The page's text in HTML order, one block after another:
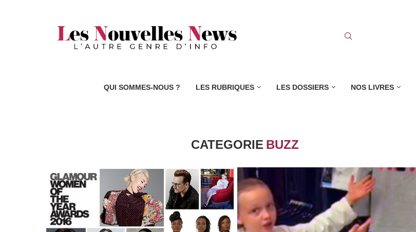
QUI SOMMES-NOUS ? LES RUBRIQUES LES DOSSIERS NOS LIVRES
CATEGORIE BUZZ